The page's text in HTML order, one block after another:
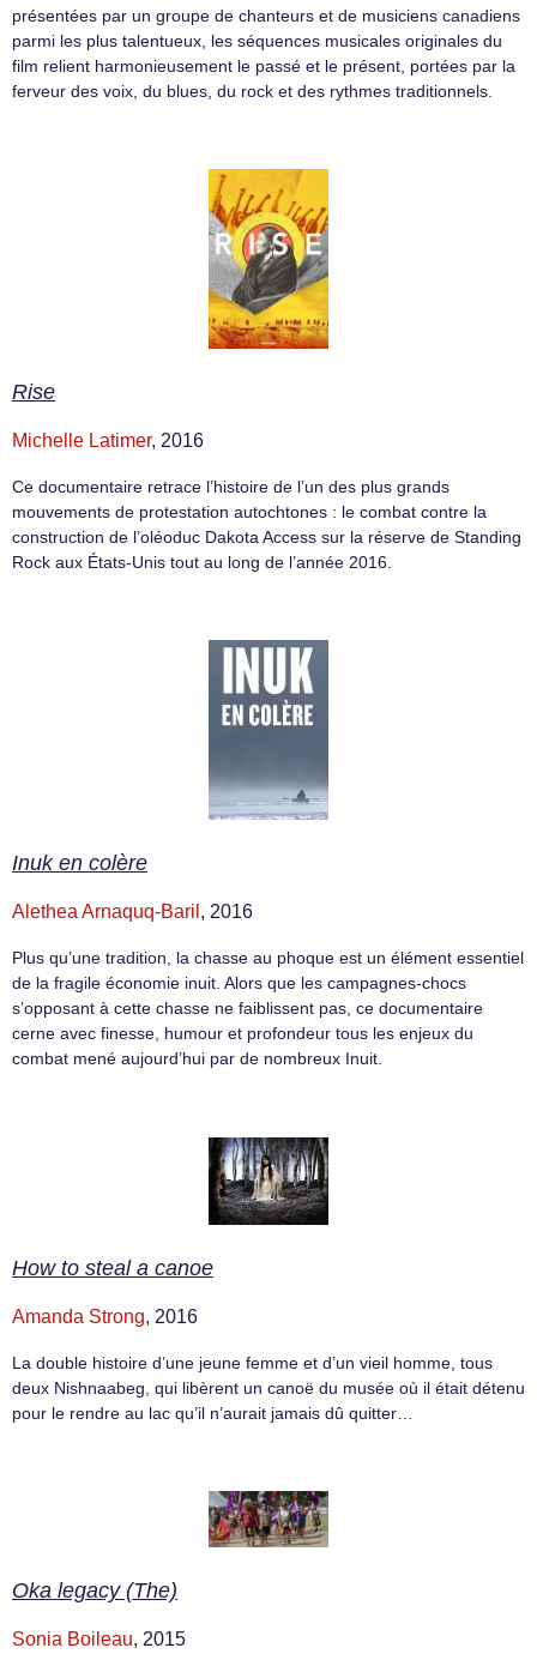
présentées par un groupe de chanteurs et de musiciens canadiens
parmi les plus talentueux, les séquences musicales originales du
film relient harmonieusement le passé et le présent, portées par la
ferveur des voix, du blues, du rock et des rythmes traditionnels.
Rise
Michelle Latimer, 2016
Ce documentaire retrace l’histoire de l’un des plus grands
mouvements de protestation autochtones : le combat contre la
construction de l’oléoduc Dakota Access sur la réserve de Standing
Rock aux États-Unis tout au long de l’année 2016.
Inuk en colère
Alethea Arnaquq-Baril , 2016
Plus qu’une tradition, la chasse au phoque est un élément essentiel
de la fragile économie inuit. Alors que les campagnes-chocs
s’opposant à cette chasse ne faiblissent pas, ce documentaire
cerne avec finesse, humour et profondeur tous les enjeux du
combat mené aujourd’hui par de nombreux Inuit.
How to steal a canoe
Amanda Strong, 2016
La double histoire d’une jeune femme et d’un vieil homme, tous
deux Nishnaabeg, qui libèrent un canoë du musée où il était détenu
pour le rendre au lac qu’il n’aurait jamais dû quitter…
Oka legacy (The)
Sonia Boileau, 2015